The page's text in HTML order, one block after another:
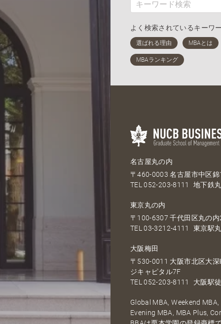
よく検索されているキーワ
名古屋丸の内
〒460-0003 名古屋市中区
TEL052-203-8111 地下鉄
東京丸の内
〒100-6307 千代田区丸の
TEL03-3212-4111 東京駅
大阪梅田
〒530-0011 大阪市北区大
ジキャピタル7F
TEL052-203-8111 大阪駅
Global MBA, Weekend
Evening MBA, MBA Plus,